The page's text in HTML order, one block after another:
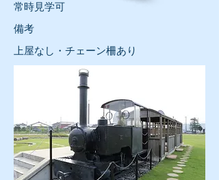
常時見学可
​備考
上屋なし・チェーン柵あり